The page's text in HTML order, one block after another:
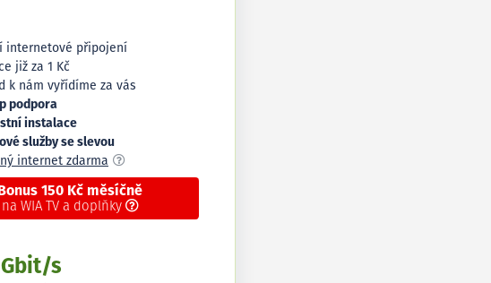
internetové připojení
již za 1 Kč
k nám vyřídíme za vás
podpora
instalace
služby se slevou
internet zdarma
Bonus 150 Kč měsíčně
na WIA TV a doplňky
Gbit/s